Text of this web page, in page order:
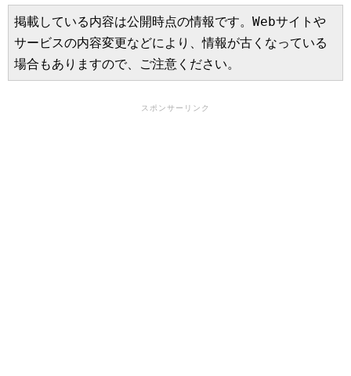
掲載している内容は公開時点の情報です。Webサイトや
サービスの内容変更などにより、情報が古くなっている
場合もありますので、ご注意ください。
スポンサーリンク